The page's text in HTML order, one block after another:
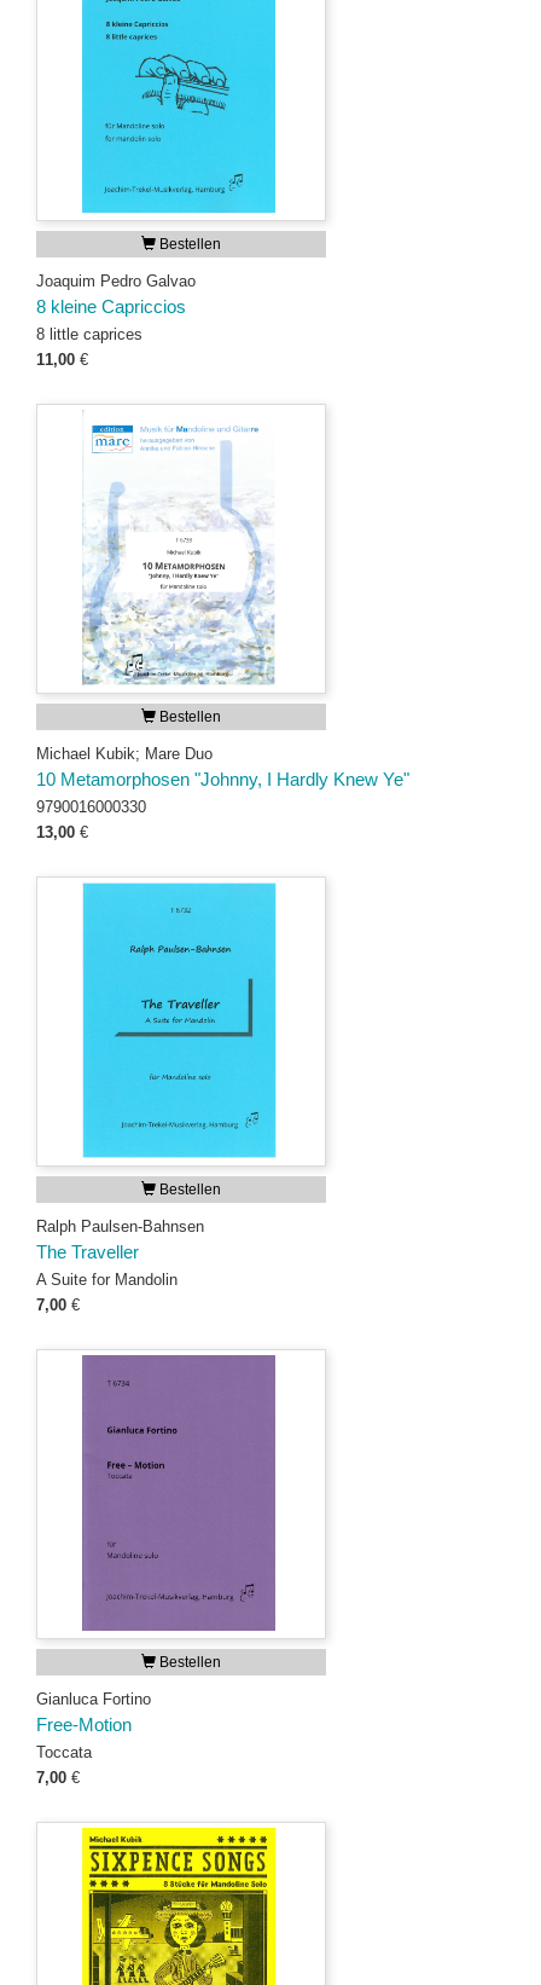
Bestellen
Joaquim Pedro Galvao
8 kleine Capriccios
8 little caprices
11,00 €
Bestellen
Michael Kubik; Mare Duo
10 Metamorphosen "Johnny, I Hardly Knew Ye"
9790016000330
13,00 €
Bestellen
Ralph Paulsen-Bahnsen
The Traveller
A Suite for Mandolin
7,00 €
Bestellen
Gianluca Fortino
Free-Motion
Toccata
7,00 €